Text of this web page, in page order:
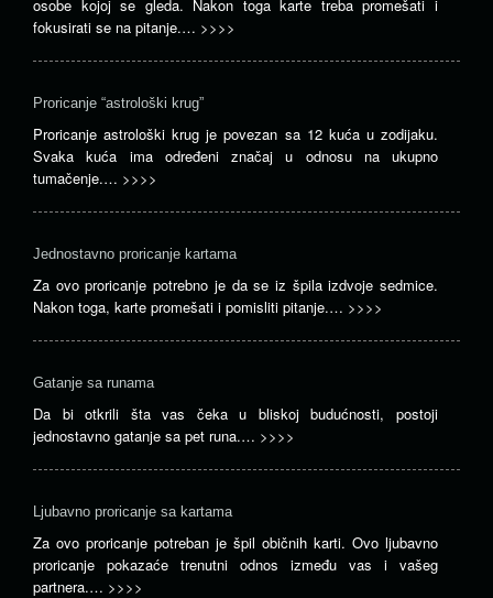
osobe kojoj se gleda. Nakon toga karte treba promešati i
fokusirati se na pitanje.… >>>>
Proricanje “astrološki krug”
Proricanje astrološki krug je povezan sa 12 kuća u zodijaku.
Svaka kuća ima određeni značaj u odnosu na ukupno
tumačenje.… >>>>
Jednostavno proricanje kartama
Za ovo proricanje potrebno je da se iz špila izdvoje sedmice.
Nakon toga, karte promešati i pomisliti pitanje.… >>>>
Gatanje sa runama
Da bi otkrili šta vas čeka u bliskoj budućnosti, postoji
jednostavno gatanje sa pet runa.… >>>>
Ljubavno proricanje sa kartama
Za ovo proricanje potreban je špil običnih karti. Ovo ljubavno
proricanje pokazaće trenutni odnos između vas i vašeg
partnera.… >>>>